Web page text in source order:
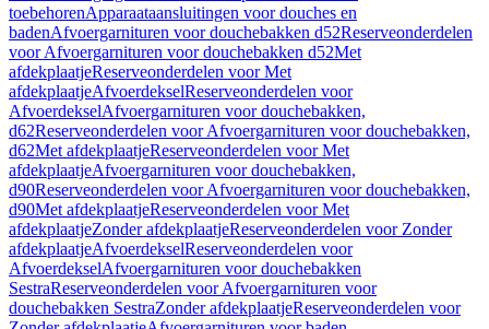
toebehorenApparaataansluitingen voor douches en
badenAfvoergarnituren voor douchebakken d52Reserveonderdelen
voor Afvoergarnituren voor douchebakken d52Met
afdekplaatjeReserveonderdelen voor Met
afdekplaatjeAfvoerdekselReserveonderdelen voor
AfvoerdekselAfvoergarnituren voor douchebakken,
d62Reserveonderdelen voor Afvoergarnituren voor douchebakken,
d62Met afdekplaatjeReserveonderdelen voor Met
afdekplaatjeAfvoergarnituren voor douchebakken,
d90Reserveonderdelen voor Afvoergarnituren voor douchebakken,
d90Met afdekplaatjeReserveonderdelen voor Met
afdekplaatjeZonder afdekplaatjeReserveonderdelen voor Zonder
afdekplaatjeAfvoerdekselReserveonderdelen voor
AfvoerdekselAfvoergarnituren voor douchebakken
SestraReserveonderdelen voor Afvoergarnituren voor
douchebakken SestraZonder afdekplaatjeReserveonderdelen voor